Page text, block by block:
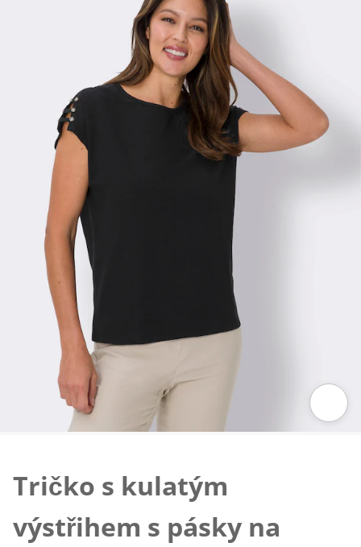
Tričko s kulatým
výstřihem s pásky na